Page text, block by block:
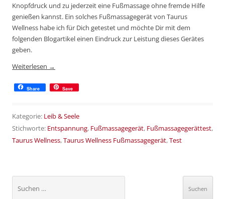
Knopfdruck und zu jederzeit eine Fußmassage ohne fremde Hilfe
genießen kannst. Ein solches Fußmassagegerät von Taurus
Wellness habe ich für Dich getestet und möchte Dir mit dem
folgenden Blogartikel einen Eindruck zur Leistung dieses Gerätes
geben.
Weiterlesen →
Share Save
Kategorie: Leib & Seele
Stichworte: Entspannung, Fußmassagegerät, Fußmassagegerättest,
Taurus Wellness,Taurus Wellness Fußmassagegerät,Test
nach: